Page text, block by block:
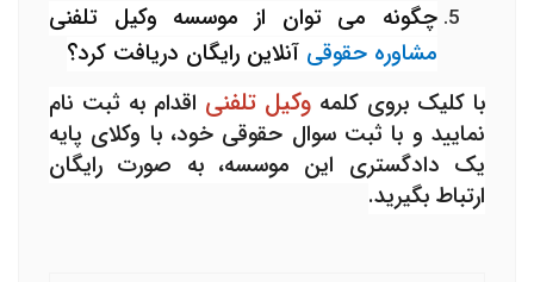
چگونه می توان از موسسه وکیل تلفنی
مشاوره حقوقی آنلاین رایگان دریافت کرد؟
با کلیک بروی کلمه وکیل تلفنی اقدام به ثبت نام
نمایید و با ثبت سوال حقوقی خود، با وکلای پایه
یک دادگستری این موسسه، به صورت رایگان
ارتباط بگیرید.